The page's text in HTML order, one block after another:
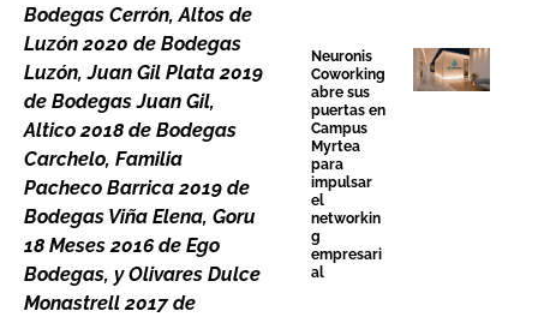
Bodegas Cerrón, Altos de
Luzón 2020 de Bodegas
Luzón, Juan Gil Plata 2019
de Bodegas Juan Gil,
Altico 2018 de Bodegas
Carchelo, Familia
Pacheco Barrica 2019 de
Bodegas Viña Elena, Goru
18 Meses 2016 de Ego
Bodegas, y Olivares Dulce
Monastrell 2017 de
Neuronis
Coworking
abre sus
puertas en
Campus
Myrtea
para
impulsar
el
networkin
g
empresari
al